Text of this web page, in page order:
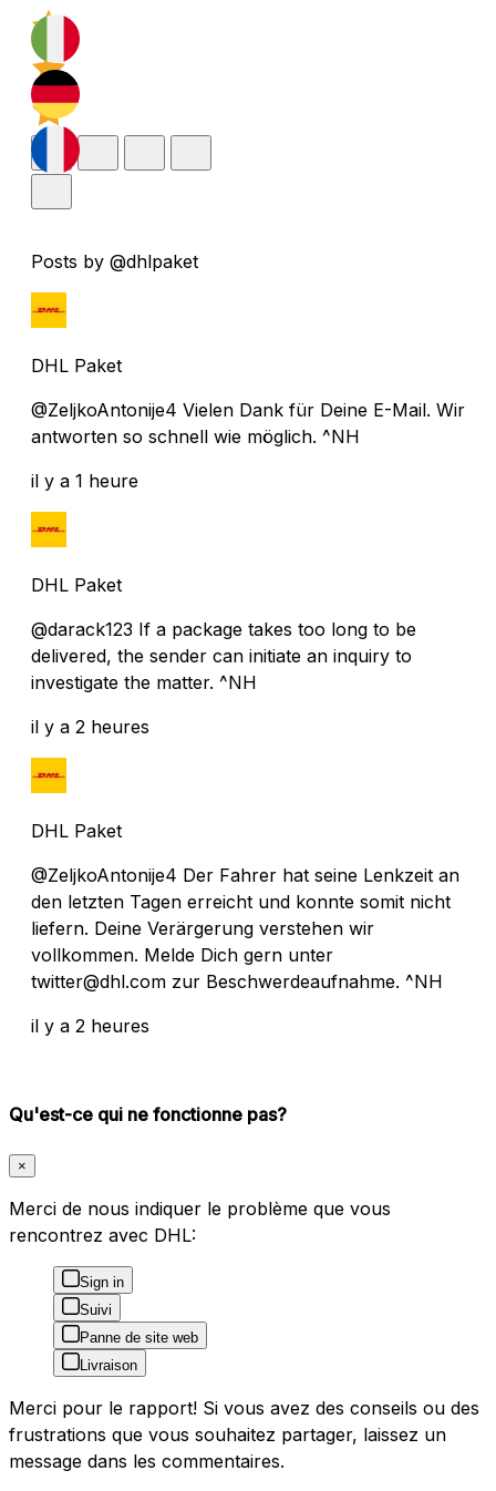
Posts by @dhlpaket
DHL Paket
@ZeljkoAntonije4 Vielen Dank für Deine E-Mail. Wir
antworten so schnell wie möglich. ^NH
il y a 1 heure
DHL Paket
@darack123 If a package takes too long to be
delivered, the sender can initiate an inquiry to
investigate the matter. ^NH
il y a 2 heures
DHL Paket
@ZeljkoAntonije4 Der Fahrer hat seine Lenkzeit an
den letzten Tagen erreicht und konnte somit nicht
liefern. Deine Verärgerung verstehen wir
vollkommen. Melde Dich gern unter
twitter@dhl.com zur Beschwerdeaufnahme. ^NH
il y a 2 heures
Qu'est-ce qui ne fonctionne pas?
×
Merci de nous indiquer le problème que vous
rencontrez avec DHL:
Sign in
Suivi
Panne de site web
Livraison
Merci pour le rapport! Si vous avez des conseils ou des
frustrations que vous souhaitez partager, laissez un
message dans les commentaires.